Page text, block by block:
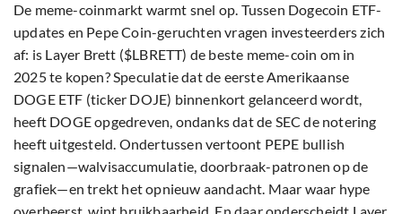
De meme-coinmarkt warmt snel op. Tussen Dogecoin ETF-
updates en Pepe Coin-geruchten vragen investeerders zich
af: is Layer Brett ($LBRETT) de beste meme-coin om in
2025 te kopen? Speculatie dat de eerste Amerikaanse
DOGE ETF (ticker DOJE) binnenkort gelanceerd wordt,
heeft DOGE opgedreven, ondanks dat de SEC de notering
heeft uitgesteld. Ondertussen vertoont PEPE bullish
signalen—walvisaccumulatie, doorbraak-patronen op de
grafiek—en trekt het opnieuw aandacht. Maar waar hype